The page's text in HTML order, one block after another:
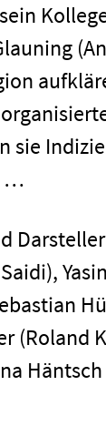
sie
…
(Roland